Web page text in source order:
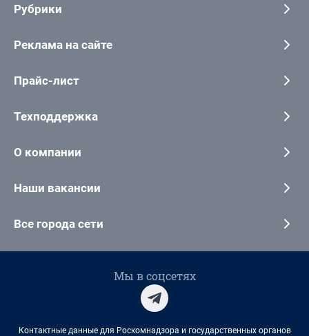
Рубрики
Реклама на сайте
Прайс-лист
Техподдержка
О компании
Наши вакансии
Все города сети
Мы в соцсетях
Контактные данные для Роскомнадзора и государственных органов